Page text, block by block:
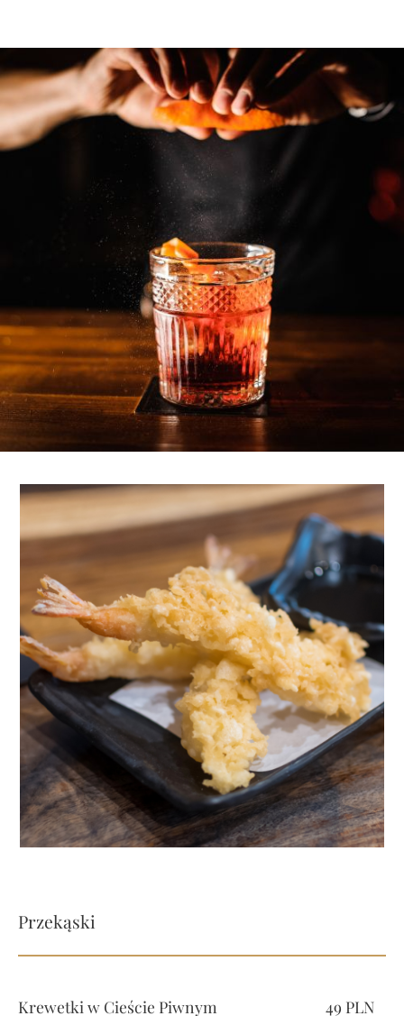
Przekąski
Krewetki w Cieście Piwnym 49 PLN